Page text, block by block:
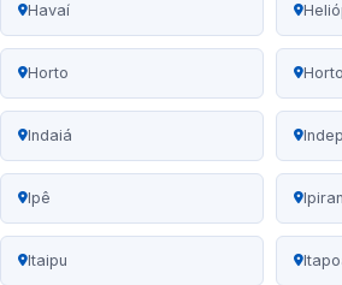
Havaí
Horto
Indaiá
Ipê
Itaipu